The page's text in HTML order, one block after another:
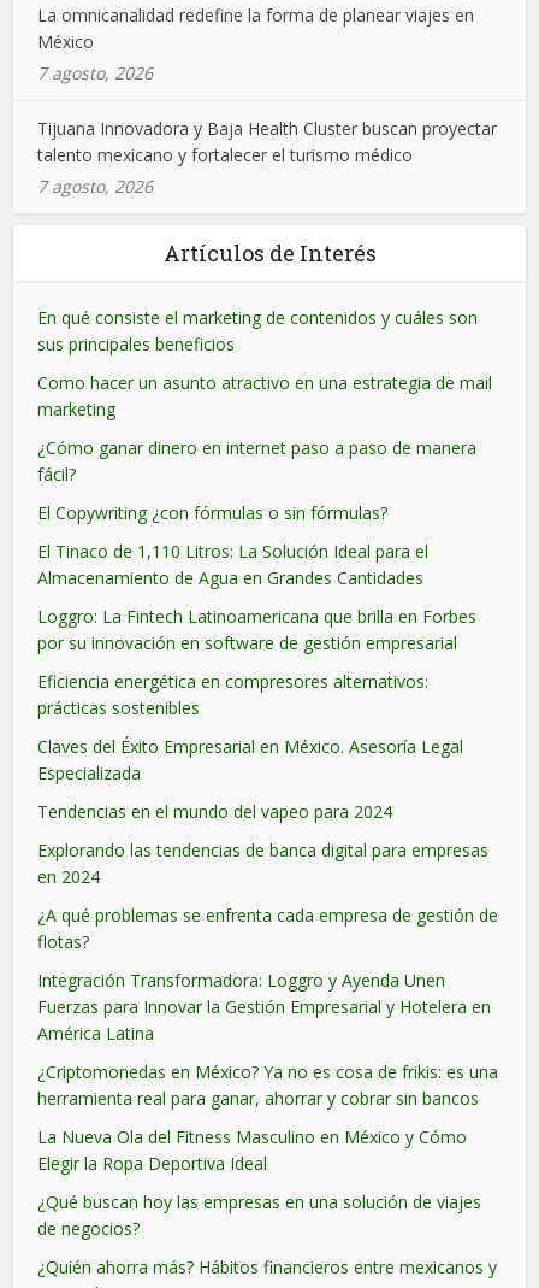
La omnicanalidad redefine la forma de planear viajes en
México
7 agosto, 2026
Tijuana Innovadora y Baja Health Cluster buscan proyectar
talento mexicano y fortalecer el turismo médico
7 agosto, 2026
Artículos de Interés
En qué consiste el marketing de contenidos y cuáles son
sus principales beneficios
Como hacer un asunto atractivo en una estrategia de mail
marketing
¿Cómo ganar dinero en internet paso a paso de manera
fácil?
El Copywriting ¿con fórmulas o sin fórmulas?
El Tinaco de 1,110 Litros: La Solución Ideal para el
Almacenamiento de Agua en Grandes Cantidades
Loggro: La Fintech Latinoamericana que brilla en Forbes
por su innovación en software de gestión empresarial
Eficiencia energética en compresores alternativos:
prácticas sostenibles
Claves del Éxito Empresarial en México. Asesoría Legal
Especializada
Tendencias en el mundo del vapeo para 2024
Explorando las tendencias de banca digital para empresas
en 2024
¿A qué problemas se enfrenta cada empresa de gestión de
flotas?
Integración Transformadora: Loggro y Ayenda Unen
Fuerzas para Innovar la Gestión Empresarial y Hotelera en
América Latina
¿Criptomonedas en México? Ya no es cosa de frikis: es una
herramienta real para ganar, ahorrar y cobrar sin bancos
La Nueva Ola del Fitness Masculino en México y Cómo
Elegir la Ropa Deportiva Ideal
¿Qué buscan hoy las empresas en una solución de viajes
de negocios?
¿Quién ahorra más? Hábitos financieros entre mexicanos y